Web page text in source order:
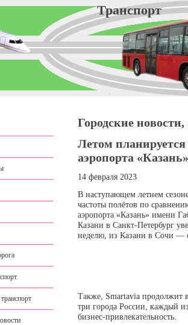
Городские
Летом
аэропорта
14 февраля 2023
В наступающем летнем
частоты полётов по
аэропорта «Казань» имени
Казани в Санкт-Петербург
неделю, из Казани в Сочи —
Также, Smartavia продолжит
три города России, каждый
бизнес-привлекательность.